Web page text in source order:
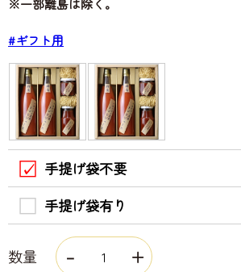
#ギフト用
手提げ袋不要
手提げ袋有り
数量